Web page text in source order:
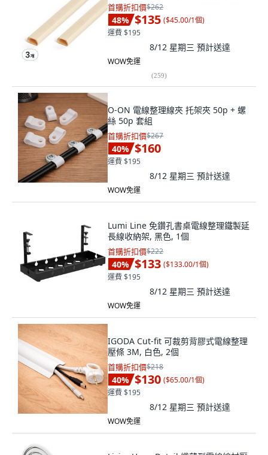
首購折扣價$262
48% $135 ($45.00/1個)
運費 $195
8/12 星期三 預計送達
WOW免運
(259)
O-ON 電線整理線夾 托架夾 50p + 螺
絲 50p 套組
首購折扣價$267
40% $160
運費 $195
8/12 星期三 預計送達
WOW免運
Lumi Line 免鑽孔書桌電線整理鐵製延
長線收納架, 黑色, 1個
首購折扣價$222
40% $133 ($133.00/1個)
運費 $195
8/12 星期三 預計送達
WOW免運
IGODA Cut-fit 可裁剪背膠式電線整理
壓條 3M, 白色, 2個
首購折扣價$218
40% $130 ($65.00/1個)
運費 $195
8/12 星期三 預計送達
WOW免運